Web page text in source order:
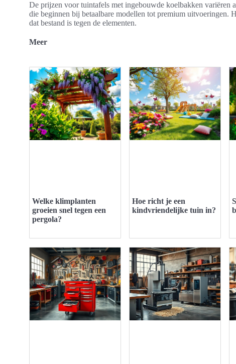
De prijzen voor tuintafels met ingebouwde koelbakken variëren
die beginnen bij betaalbare modellen tot premium uitvoeringen.
dat bestand is tegen de elementen.
Meer
Welke klimplanten
groeien snel tegen een
pergola?
Hoe richt je een
kindvriendelijke tuin in?